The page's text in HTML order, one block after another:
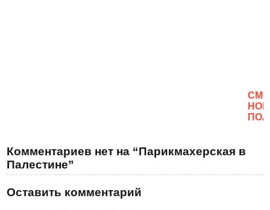
Комментариев нет на “Парикмахерская в
Палестине”
Оставить комментарий